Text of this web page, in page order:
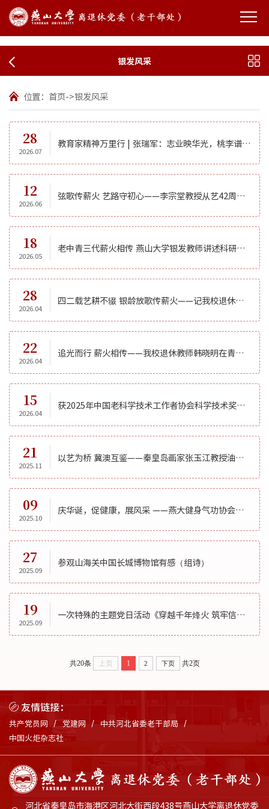
银发风采
位置： 首页->银发风采
28
2026.07
教育家精神万里行 | 张瑞军：志业映华光，桃李谱新章
12
2026.06
弦歌传薪火 艺路守初心——李宗堂教授从艺42周年师生音乐会圆满举办
18
2026.05
老中青三代薪火相传 燕山大学银发教师讲述科研报国初心
28
2026.04
四二载艺耕不辍 银龄放歌传薪火——记我校退休教授李宗堂从艺育人之路
22
2026.04
追光而行 薪火相传——我校退休教师韩晓明在青春诗会深情演绎情景讲述
15
2026.04
获2025年中国老科学技术工作者协会科学技术奖有感
21
2025.11
以艺为桥 冀澳互鉴——秦皇岛画家张玉江教授油画展将登陆澳门
09
2025.10
庆华诞，促健康，展风采 ——燕大健身气功协会参加秦皇岛市“2025健身气功展示交流大会”侧记
27
2025.09
参观山海关中国长城博物馆有感（组诗）
19
2025.09
一次特殊的主题党日活动《穿越千年烽火 筑牢信念根基》
共20条 上页 1 2 下页 共2页
友情链接：
共产党员网 党建网
中共河北省委老干部局
中国火炬杂志社
河北省秦皇岛市海港区河北大街西段438号燕山大学离退休党委